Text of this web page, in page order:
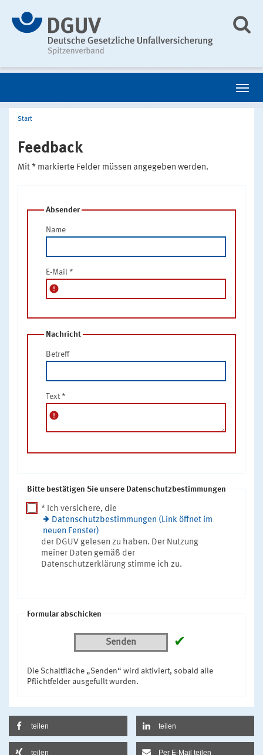
Start
Feedback
Mit * markierte Felder müssen angegeben werden.
Absender
Name
E-Mail *
error
Nachricht
Betreff
Text *
error
Bitte bestätigen Sie unsere Datenschutzbestimmungen
* Ich versichere, die
Datenschutzbestimmungen (Link öffnet im
neuen Fenster)
der DGUV gelesen zu haben. Der Nutzung
meiner Daten gemäß der
Datenschutzerklärung stimme ich zu.
Formular abschicken
Senden ✔
Die Schaltfläche „Senden“ wird aktiviert, sobald alle
Pflichtfelder ausgefüllt wurden.
teilen teilen
teilen Per E-Mail teilen